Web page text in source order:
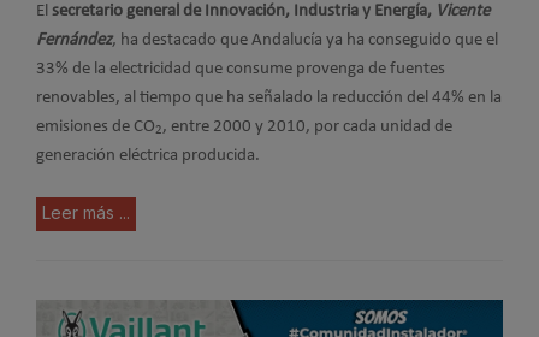
El secretario general de Innovación, Industria y Energía, Vicente
Fernández, ha destacado que Andalucía ya ha conseguido que el
33% de la electricidad que consume provenga de fuentes
renovables, al tiempo que ha señalado la reducción del 44% en la
emisiones de CO2, entre 2000 y 2010, por cada unidad de
generación eléctrica producida.
Leer más ...